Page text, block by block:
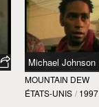
Michael Johnson
MOUNTAIN DEW
ÉTATS-UNIS / 1997